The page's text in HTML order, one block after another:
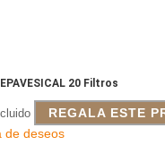
20 Filtros
REGALA ESTE
de deseos